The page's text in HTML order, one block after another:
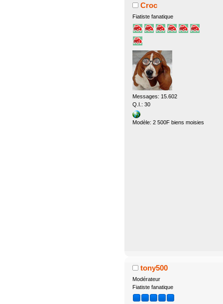
Croc
Fiatiste fanatique
Messages: 15.602
Q.I.: 30
Modèle: 2 500F biens moisies
tony500
Modérateur
Fiatiste fanatique